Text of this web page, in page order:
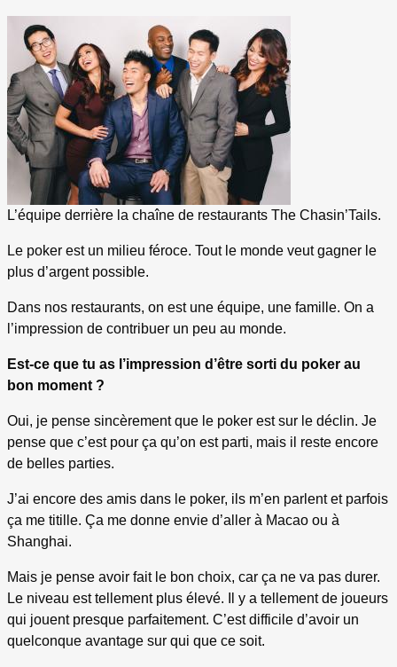
L’équipe derrière la chaîne de restaurants The Chasin’Tails.
Le poker est un milieu féroce. Tout le monde veut gagner le
plus d’argent possible.
Dans nos restaurants, on est une équipe, une famille. On a
l’impression de contribuer un peu au monde.
Est-ce que tu as l’impression d’être sorti du poker au
bon moment ?
Oui, je pense sincèrement que le poker est sur le déclin. Je
pense que c’est pour ça qu’on est parti, mais il reste encore
de belles parties.
J’ai encore des amis dans le poker, ils m’en parlent et parfois
ça me titille. Ça me donne envie d’aller à Macao ou à
Shanghai.
Mais je pense avoir fait le bon choix, car ça ne va pas durer.
Le niveau est tellement plus élevé. Il y a tellement de joueurs
qui jouent presque parfaitement. C’est difficile d’avoir un
quelconque avantage sur qui que ce soit.